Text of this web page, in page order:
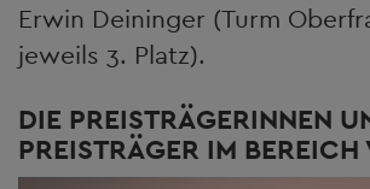
Erwin Deininger (Turm
jeweils 3. Platz).
DIE PREISTRÄGERINNEN
PREISTRÄGER IM BEREICH